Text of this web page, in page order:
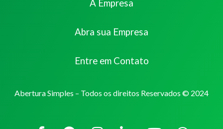
A Empresa
Abra sua Empresa
Entre em Contato
Abertura Simples – Todos os direitos Reservados © 2024